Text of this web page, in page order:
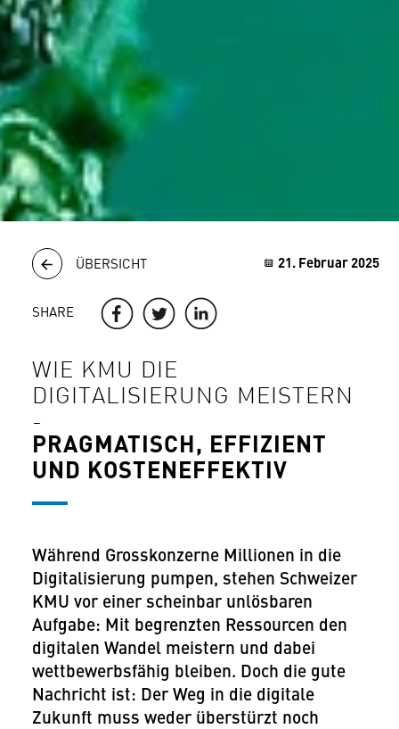
ÜBERSICHT
SHARE
21. Februar 2025
WIE KMU DIE
DIGITALISIERUNG MEISTERN
-
PRAGMATISCH, EFFIZIENT
UND KOSTENEFFEKTIV
Während Grosskonzerne Millionen in die
Digitalisierung pumpen, stehen Schweizer
KMU vor einer scheinbar unlösbaren
Aufgabe: Mit begrenzten Ressourcen den
digitalen Wandel meistern und dabei
wettbewerbsfähig bleiben. Doch die gute
Nachricht ist: Der Weg in die digitale
Zukunft muss weder überstürzt noch